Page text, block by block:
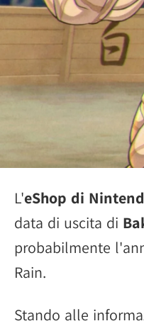
L'eShop di
data di uscita di
probabilmente
Rain.
Stando alle